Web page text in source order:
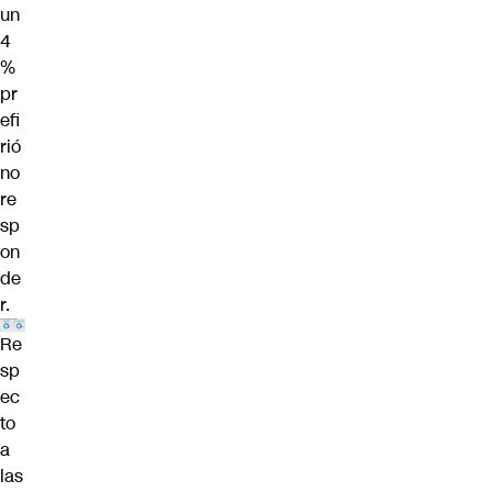
un
4
%
pr
efi
rió
no
re
sp
on
de
r.
Re
sp
ec
to
a
las